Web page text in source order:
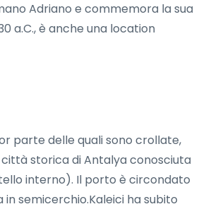
Adriano e commemora la sua
a.C., è anche una location
parte delle quali sono crollate,
storica di Antalya conosciuta
interno). Il porto è circondato
semicerchio.Kaleici ha subito